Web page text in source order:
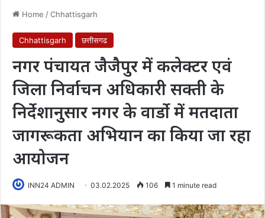
Home /Chhattisgarh
Chhattisgarh छत्तीसगढ
नगर पंचायत जैजैपुर में कलेक्टर एवं
जिला निर्वाचन अधिकारी सक्ती ‍के
निर्देशानुसार नगर के वार्डो में मतदाता
जागरूकता अभियान का किया जा रहा
आयोजन
INN24 ADMIN 03.02.2025 106 1 minute read